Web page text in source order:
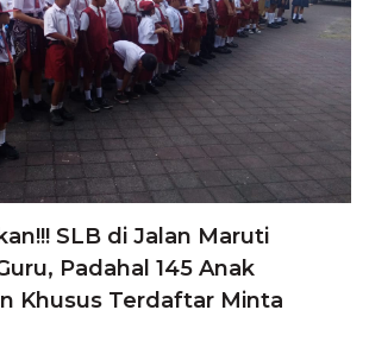
SLB di Jalan Maruti
Padahal 145 Anak
Khusus Terdaftar Minta